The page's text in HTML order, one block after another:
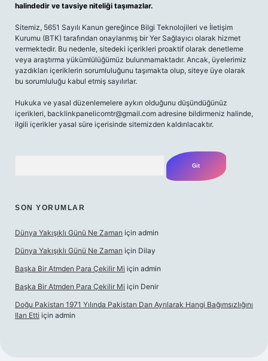
halindedir ve tavsiye niteliği taşımazlar.
Sitemiz, 5651 Sayılı Kanun gereğince Bilgi Teknolojileri ve İletişim
Kurumu (BTK) tarafından onaylanmış bir Yer Sağlayıcı olarak hizmet
vermektedir. Bu nedenle, sitedeki içerikleri proaktif olarak denetleme
veya araştırma yükümlülüğümüz bulunmamaktadır. Ancak, üyelerimiz
yazdıkları içeriklerin sorumluluğunu taşımakta olup, siteye üye olarak
bu sorumluluğu kabul etmiş sayılırlar.
Hukuka ve yasal düzenlemelere aykırı olduğunu düşündüğünüz
içerikleri, backlinkpanelicomtr@gmail.com adresine bildirmeniz halinde,
ilgili içerikler yasal süre içerisinde sitemizden kaldırılacaktır.
SON YORUMLAR
Dünya Yakışıklı Günü Ne Zaman için admin
Dünya Yakışıklı Günü Ne Zaman için Dilay
Başka Bir Atmden Para Çekilir Mi için admin
Başka Bir Atmden Para Çekilir Mi için Denir
Doğu Pakistan 1971 Yılında Pakistan Dan Ayrılarak Hangi Bağımsızlığını
Ilan Etti için admin